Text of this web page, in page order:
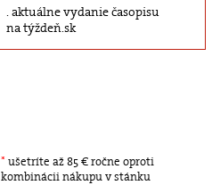
aktuálne vydanie časopisu
na týždeň.sk
* ušetríte až 85 € ročne oproti
kombinácii nákupu v stánku